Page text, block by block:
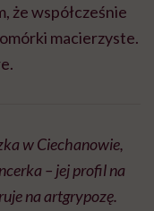
że współcześnie
macierzyste.
w Ciechanowie,
– jej profil na
naartgrypozę.